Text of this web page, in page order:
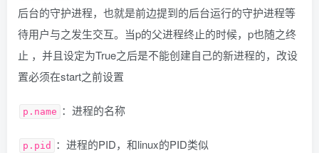
后台的守护进程，也就是前边提到的后台运行的守护进程等
待用户与之发生交互。当p的父进程终止的时候，p也随之终
止 ，并且设定为True之后是不能创建自己的新进程的，改设
置必须在start之前设置
p.name ：进程的名称
p.pid ：进程的PID，和linux的PID类似